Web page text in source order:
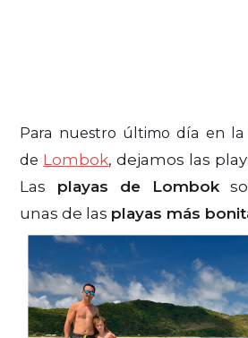
Para nuestro último día en la
de Lombok, dejamos las
Las playas de Lombok
unas de las playas más